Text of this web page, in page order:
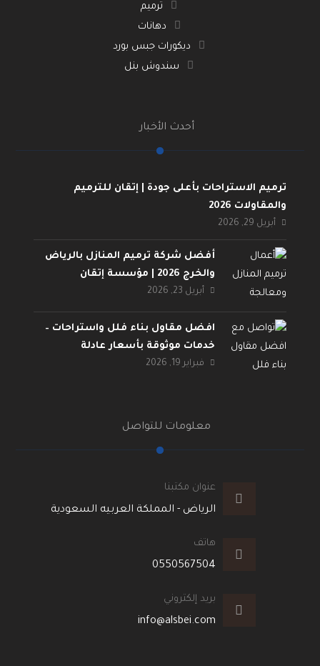
ترميم
دهانات
ديكورات جبس بورد
سندوش بنل
أحدث الأخبار
ترميم الاستراحات بأعلى جودة | إتقان للترميم
والمقاولات 2026
أبريل 29, 2026
أفضل شركة ترميم المنازل بالرياض
والخرج 2026 | مؤسسة إتقان
أبريل 23, 2026
افضل مقاول بناء فلل واستراحات –
خدمات موثوقة بأسعار عادلة
فبراير 19, 2026
معلومات للتواصل
عنوان مكتبنا
الرياض - المملكة العربيه السعودية
هاتف
0550567504
بريد إلكتروني
info@alsbei.com